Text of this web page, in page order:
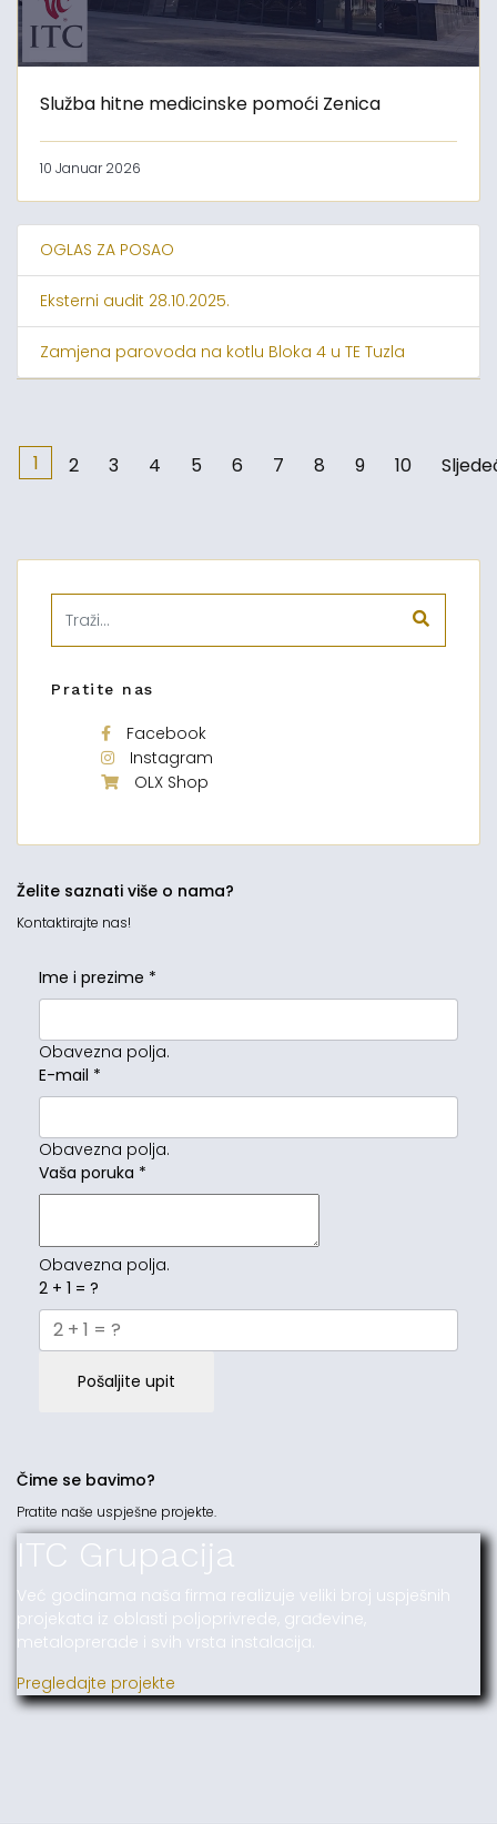
Služba hitne medicinske pomoći Zenica
10 Januar 2026
OGLAS ZA POSAO
Eksterni audit 28.10.2025.
Zamjena parovoda na kotlu Bloka 4 u TE Tuzla
1 2 3 4 5 6 7 8 9 10
Pratite nas
Facebook
Instagram
OLX Shop
Želite saznati više o nama?
Kontaktirajte nas!
Ime i prezime *
Obavezna polja.
E-mail *
Obavezna polja.
Vaša poruka *
Obavezna polja.
2 + 1 = ?
Pošaljite upit
Čime se bavimo?
Pratite naše uspješne projekte.
ITC Grupacija
Već godinama naša firma realizuje veliki broj uspješnih
projekata iz oblasti poljoprivrede, građevine,
metaloprerade i svih vrsta instalacija.
Pregledajte projekte